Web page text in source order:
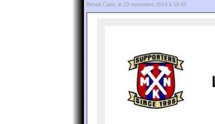
Benoit Caen, le 23 novembre 2014 à 19:42